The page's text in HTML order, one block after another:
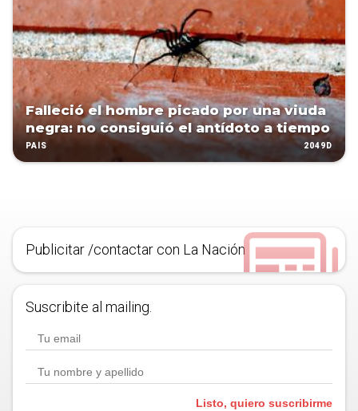
Falleció el hombre picado por una viuda
negra: no consiguió el antídoto a tiempo
PAÍS 2049D
Publicitar /contactar con La Nación
Suscribite al mailing.
Listo, quiero suscribirme